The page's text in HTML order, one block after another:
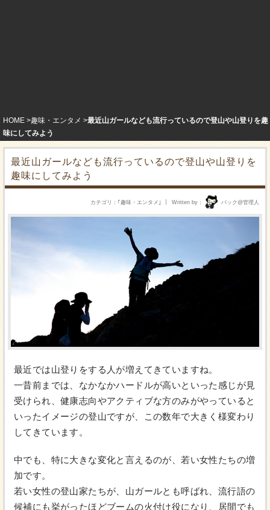
HOME 趣味・エンタメ
最近山ガールなども流行っているので登山や山登りを趣
味にしてみよう
最近山ガールなども流行っているので登山や山登りを
趣味にしてみよう
Written by パック@管理人
カテゴリ ｢趣味・エンタメ ｣
最近では山登りをする人が増えてきていますね。
一昔前までは、なかなかハードルが高いといった感じが見
受けられ、健康志向やアクティブな方のみがやっていると
いったイメージの登山ですが、この数年で大きく様変わり
してきています。
中でも、特に大きな変化と言えるのが、若い女性たちの増
加です。
若い女性の登山家たちが、山ガールとも呼ばれ、流行語の
候補にも挙がったほどブームの火付け役になり、居間でも